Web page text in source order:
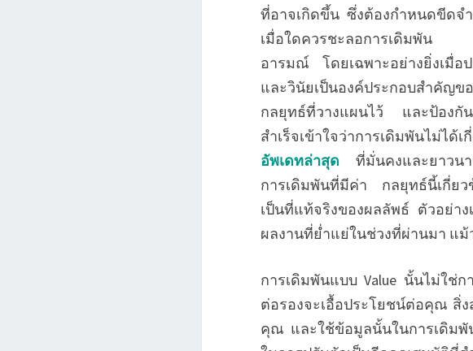
ที่อาจเกิดขึ้น ซึ่งต้องกำหนดขีดจ
เมื่อใดควรชะลอการเดิมพัน ก
อารมณ์ โดยเฉพาะอย่างยิ่งเมื่
และวินัยเป็นองค์ประกอบสำคัญข
กลยุทธ์ที่วางแผนไว้ และป้องกั
สำเร็จเข้าใจว่าการเดิมพันไม่ได้
อัพเดทล่าสุด ที่มั่นคงและยาวน
การเดิมพันที่มีค่า กลยุทธ์นี้เกี่ยว
เป็นที่แท้จริงของผลลัพธ์ ตัวอย่าง
ผลงานที่ย่ำแย่ในช่วงที่ผ่านมา แ
การเดิมพันแบบ Value นั้นไม่ใช่
ต่อรองจะเอื้อประโยชน์ต่อคุณ สิ่
คุณ และใช้ข้อมูลนั้นในการเดิม